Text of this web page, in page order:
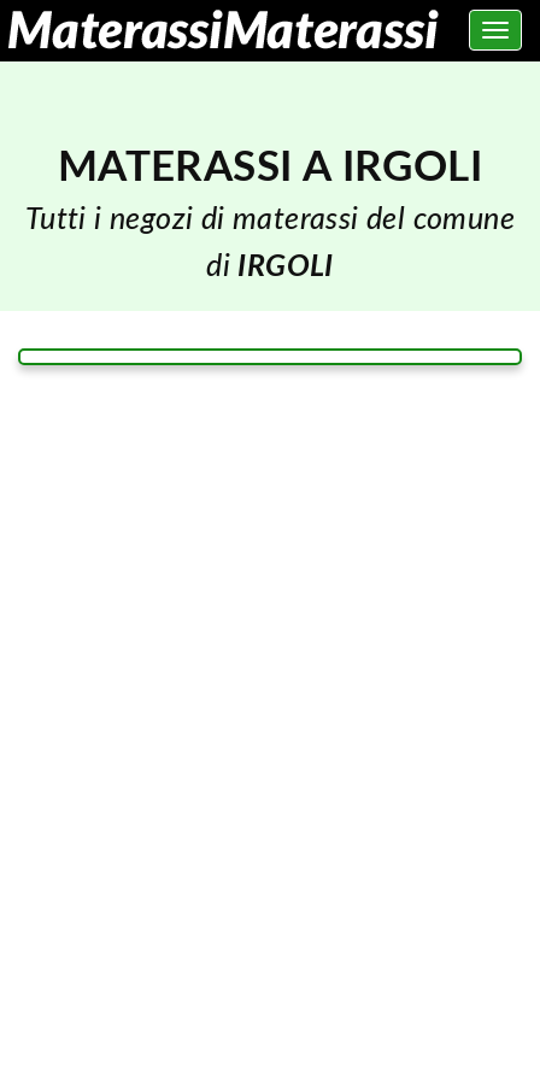
Toggle
MATERASSI A IRGOLI
Tutti i negozi di materassi del comune
di IRGOLI